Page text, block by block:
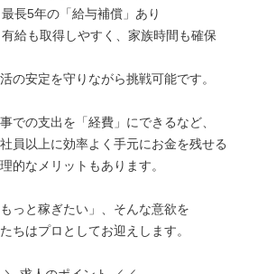
最長5年の「給与補償」あり
有給も取得しやすく、家族時間も確保
の安定を守りながら挑戦可能です。
での支出を「経費」にできるなど、
員以上に効率よく手元にお金を残せる
的なメリットもあります。
もっと稼ぎたい」、そんな意欲を
ちはプロとしてお迎えします。